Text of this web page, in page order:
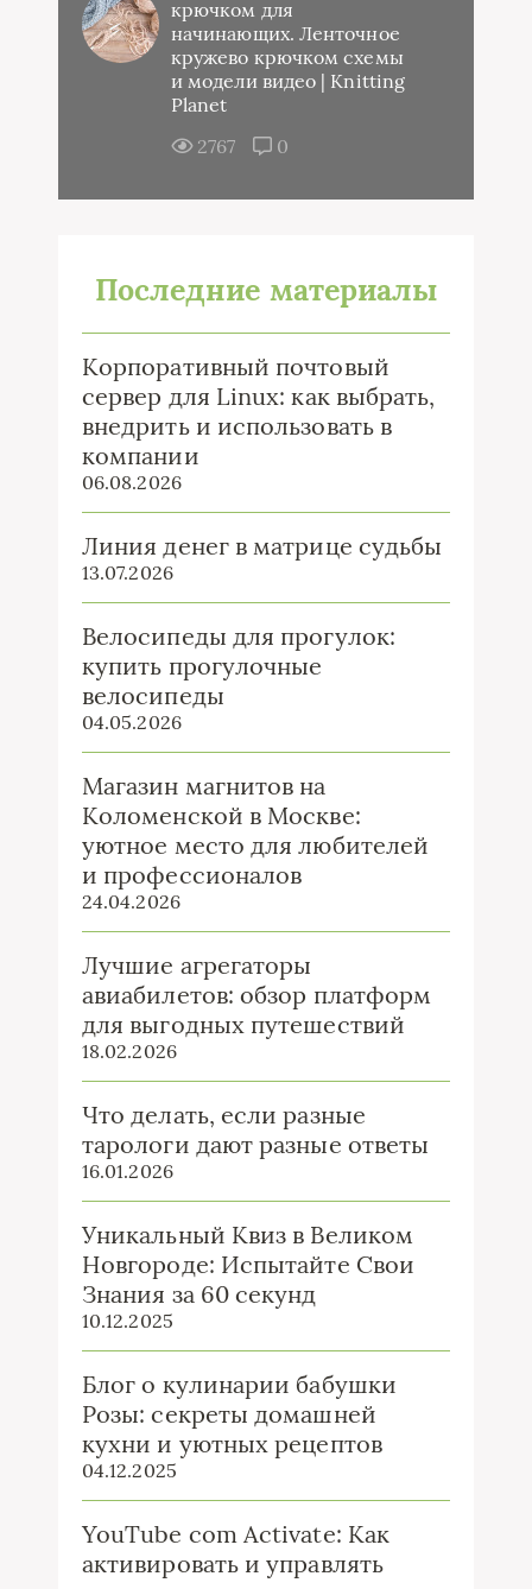
крючком для
начинающих. Ленточное
кружево крючком схемы
и модели видео | Knitting
Planet
2767
0
Последние материалы
Корпоративный почтовый
сервер для Linux: как выбрать,
внедрить и использовать в
компании
06.08.2026
Линия денег в матрице судьбы
13.07.2026
Велосипеды для прогулок:
купить прогулочные
велосипеды
04.05.2026
Магазин магнитов на
Коломенской в Москве:
уютное место для любителей
и профессионалов
24.04.2026
Лучшие агрегаторы
авиабилетов: обзор платформ
для выгодных путешествий
18.02.2026
Что делать, если разные
тарологи дают разные ответы
16.01.2026
Уникальный Квиз в Великом
Новгороде: Испытайте Свои
Знания за 60 секунд
10.12.2025
Блог о кулинарии бабушки
Розы: секреты домашней
кухни и уютных рецептов
04.12.2025
YouTube com Activate: Как
активировать и управлять